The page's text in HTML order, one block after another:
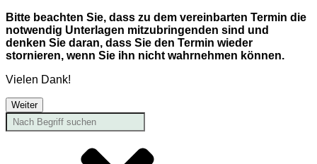
Bitte beachten Sie, dass zu dem vereinbarten Termin die
notwendig Unterlagen mitzubringenden sind und
denken Sie daran, dass Sie den Termin wieder
stornieren, wenn Sie ihn nicht wahrnehmen können.
Vielen Dank!
Weiter